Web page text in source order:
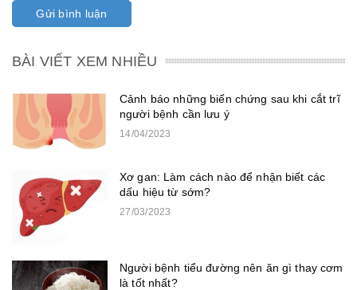
Gửi bình luận
BÀI VIẾT XEM NHIỀU
Cảnh báo những biến chứng sau khi cắt trĩ
người bệnh cần lưu ý
14/04/2023
Xơ gan: Làm cách nào để nhận biết các
dấu hiệu từ sớm?
27/03/2023
Người bệnh tiểu đường nên ăn gì thay cơm
là tốt nhất?